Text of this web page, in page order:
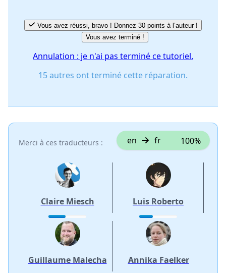
Vous avez réussi, bravo ! Donnez 30 points à l’auteur !
Vous avez terminé !
Annulation : je n'ai pas terminé ce tutoriel.
15 autres ont terminé cette réparation.
Merci à ces traducteurs : en fr 100%
Claire Miesch Luis Roberto
Guillaume Malecha Annika Faelker